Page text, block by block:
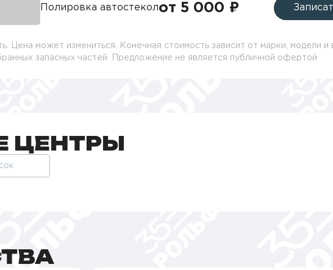
Полировка автостеколот 5 000 ₽
Цена может измениться. Конечная стоимость зависит от марки, модели и
запасных частей. Предложение не является публичной офертой
ЦЕНТРЫ